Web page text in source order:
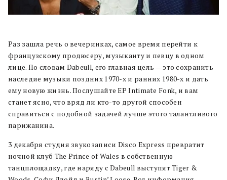
Раз зашла речь о вечеринках, самое время перейти к
французскому продюсеру, музыканту и певцу в одном
лице. По словам Dabeull, его главная цель — это сохранить
наследие музыки поздних 1970-х и ранних 1980-х и дать
ему новую жизнь. Послушайте EP Intimate Fonk, и вам
станет ясно, что вряд ли кто-то другой способен
справиться с подобной задачей лучше этого талантливого
парижанина.
3 декабря студия звукозаписи Disco Express превратит
ночной клуб The Prince of Wales в собственную
танцплощадку, где наряду с Dabeull выступят Tiger &